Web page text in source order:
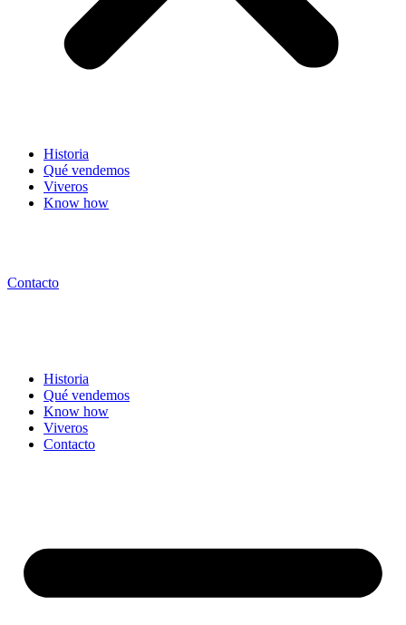
Historia
Qué vendemos
Viveros
Know how
Contacto
Historia
Qué vendemos
Know how
Viveros
Contacto